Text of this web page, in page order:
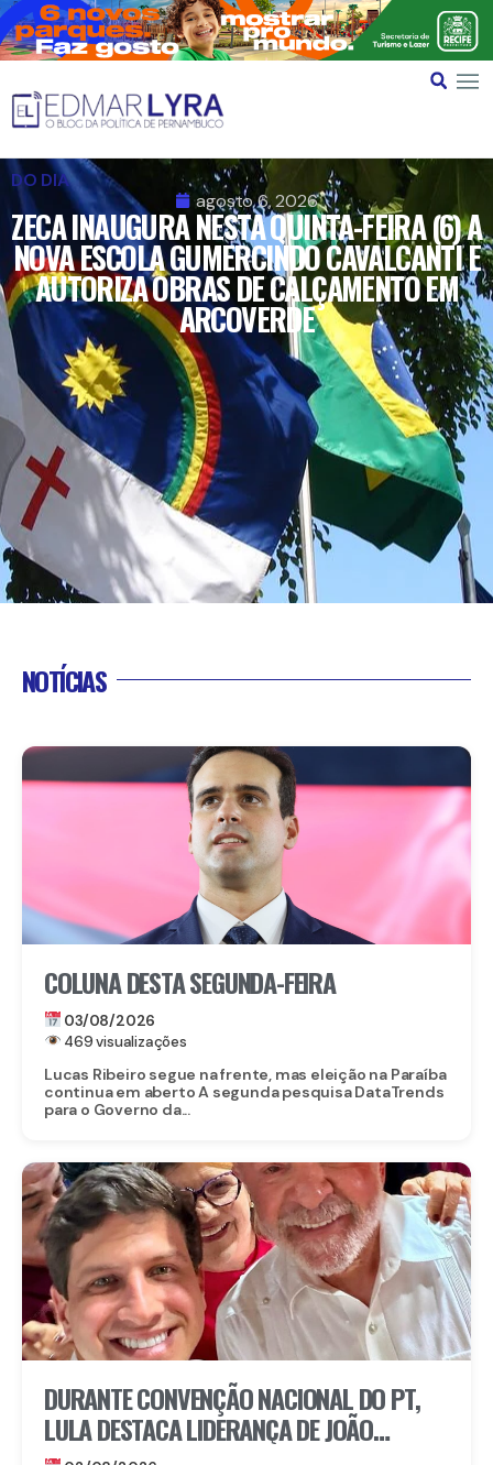
DO DIA
agosto 6, 2026
ZECA INAUGURA NESTA QUINTA-FEIRA (6) A
NOVA ESCOLA GUMERCINDO CAVALCANTI E
AUTORIZA OBRAS DE CALÇAMENTO EM
ARCOVERDE
NOTÍCIAS
COLUNA DESTA SEGUNDA-FEIRA
03/08/2026
469 visualizações
Lucas Ribeiro segue na frente, mas eleição na Paraíba
continua em aberto A segunda pesquisa DataTrends
para o Governo da...
DURANTE CONVENÇÃO NACIONAL DO PT,
LULA DESTACA LIDERANÇA DE JOÃO